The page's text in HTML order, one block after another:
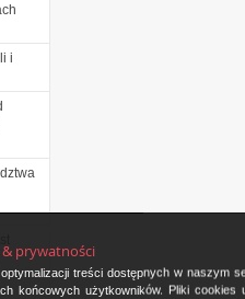
prywatności
treści dostępnych w naszym
końcowych użytkowników. Pliki
i